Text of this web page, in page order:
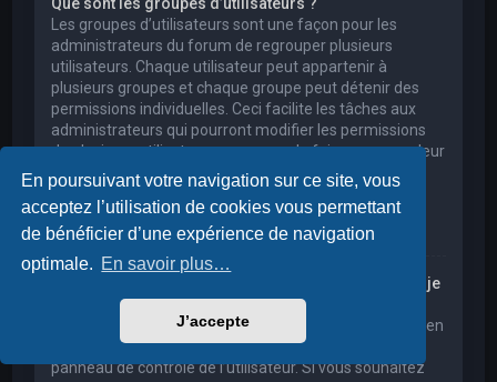
En poursuivant votre navigation sur ce site, vous
acceptez l’utilisation de cookies vous permettant
de bénéficier d’une expérience de navigation
optimale. En savoir plus…
J’accepte
Les groupes d’utilisateurs sont une façon pour les
administrateurs du forum de regrouper plusieurs
utilisateurs. Chaque utilisateur peut appartenir à
plusieurs groupes et chaque groupe peut détenir des
permissions individuelles. Ceci facilite les tâches aux
administrateurs qui pourront modifier les permissions
de plusieurs utilisateurs en une seule fois, ou encore leur
accorder des pouvoirs de modération, ou bien leur
donner accès à un forum privé.
Haut
Où sont les groupes d’utilisateurs et comment puis-je
en rejoindre un ?
Vous pouvez consulter tous les groupes d’utilisateurs en
cliquant sur le lien « Groupes d’utilisateurs » depuis le
panneau de contrôle de l’utilisateur. Si vous souhaitez